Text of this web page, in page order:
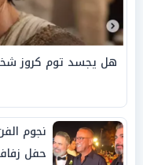
هل يجسد توم كروز
نجوم
حفل